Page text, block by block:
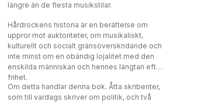
längre än de flesta musikstilar.
Hårdrockens historia är en berättelse om
uppror mot auktoriteter, om musikaliskt,
kulturellt och socialt gränsöverskridande och
inte minst om en obändig lojalitet med den
enskilda människan och hennes längtan efter
frihet.
Om detta handlar denna bok. Åtta skribenter,
som till vardags skriver om politik, och två